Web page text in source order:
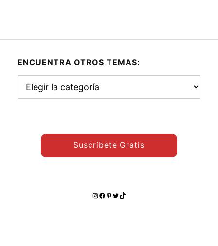
ENCUENTRA OTROS TEMAS:
otros
Suscríbete Gratis
Instagram
Facebook
Pinterest
Twitter
TikTok